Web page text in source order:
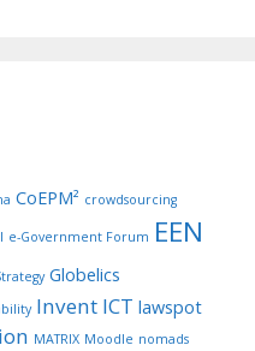
CoEPM² crowdsourcing
e-Government Forum EEN
Globelics
Invent ICT lawspot
MATRIX Moodle nomads